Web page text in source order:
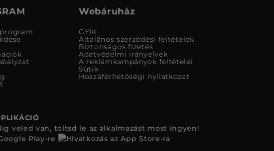
Webáruház
GYIK
Általános szerződési feltételek
Biztonságos fizetés
Adatvédelmi irányelvek
A reklámkampányok feltételei
Sütik
Hozzáférhetőségi nyilatkozat
veled van, töltsd le az alkalmazást most ingyen!